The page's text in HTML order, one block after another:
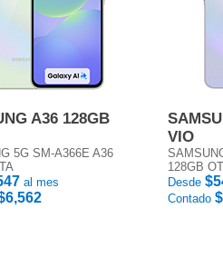
A36 128GB
5G SM-A366E A36
al mes
VIO
128GB
Desde
Contado